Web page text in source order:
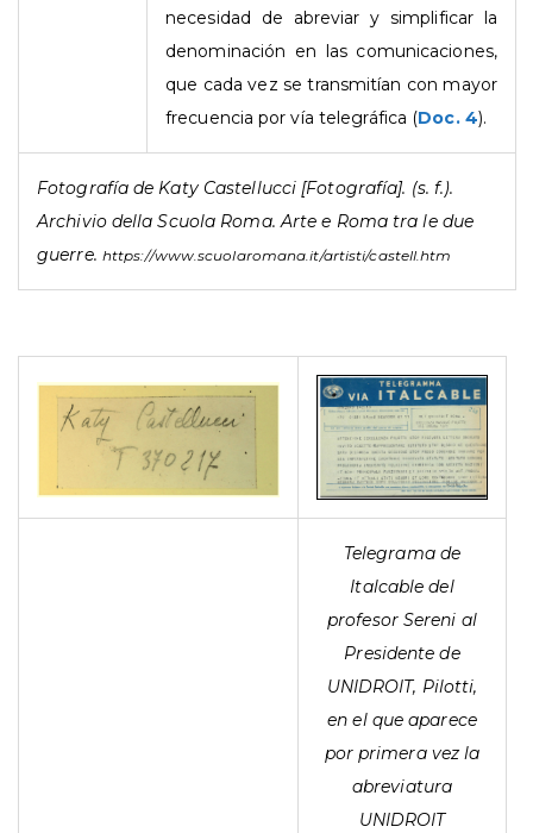
necesidad de abreviar y simplificar la
denominación en las comunicaciones,
que cada vez se transmitían con mayor
frecuencia por vía telegráfica (Doc. 4).
Fotografía de Katy Castellucci [Fotografía]. (s. f.).
Archivio della Scuola Roma. Arte e Roma tra le due
guerre. https://www.scuolaromana.it/artisti/castell.htm
Telegrama de
Italcable del
profesor Sereni al
Presidente de
UNIDROIT, Pilotti,
en el que aparece
por primera vez la
abreviatura
UNIDROIT